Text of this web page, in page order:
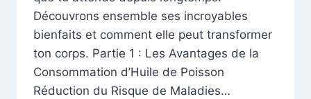
Découvrons ensemble ses incroyables
bienfaits et comment elle peut transformer
ton corps. Partie 1 : Les Avantages de la
Consommation d’Huile de Poisson
Réduction du Risque de Maladies…